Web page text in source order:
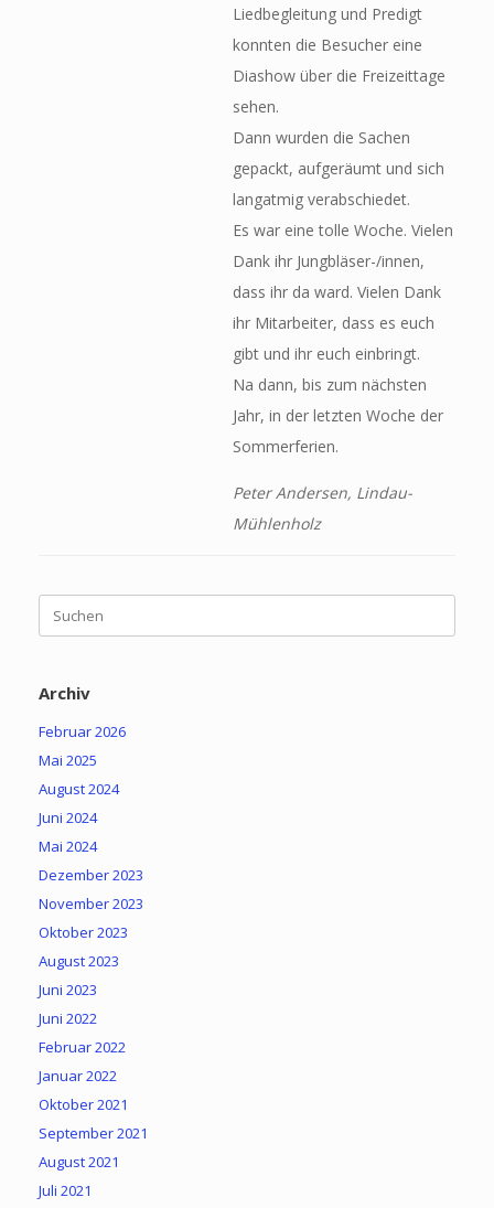
Liedbegleitung und Predigt
konnten die Besucher eine
Diashow über die Freizeittage
sehen.
Dann wurden die Sachen
gepackt, aufgeräumt und sich
langatmig verabschiedet.
Es war eine tolle Woche. Vielen
Dank ihr Jungbläser-/innen,
dass ihr da ward. Vielen Dank
ihr Mitarbeiter, dass es euch
gibt und ihr euch einbringt.
Na dann, bis zum nächsten
Jahr, in der letzten Woche der
Sommerferien.
Peter Andersen, Lindau-
Mühlenholz
Suchen
nach:
Archiv
Februar 2026
Mai 2025
August 2024
Juni 2024
Mai 2024
Dezember 2023
November 2023
Oktober 2023
August 2023
Juni 2023
Juni 2022
Februar 2022
Januar 2022
Oktober 2021
September 2021
August 2021
Juli 2021